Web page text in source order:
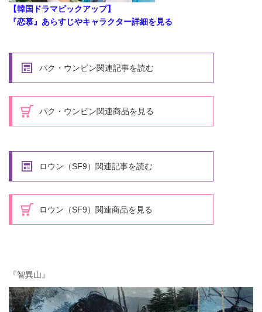
【韓国ドラマピックアップ】
『恋慕』あらすじやキャラクター詳細を見る
パク・ウンビン関連記事を読む
パク・ウンビン関連商品を見る
ロウン（SF9）関連記事を読む
ロウン（SF9）関連商品を見る
『智異山』